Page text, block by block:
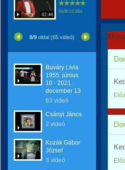
02:44
ladirozalia
8/9 oldal (65 videó)
Buváry Lívia
1955. június
10 - 2021.
december 13
63 videó
Csányi János
2 videó
Kozák Gábor
József
3 videó